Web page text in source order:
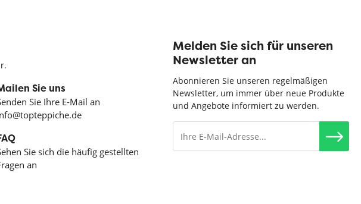
Sie uns
Sie Ihre E-Mail an
Sie sich die häufig gestellten
an
Melden Sie sich für unseren
Newsletter an
Abonnieren Sie unseren regelmäßigen
Newsletter, um immer über neue Produkte
und Angebote informiert zu werden.